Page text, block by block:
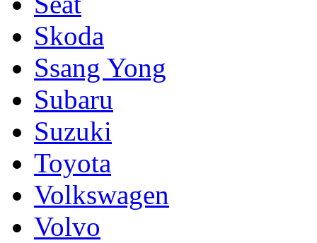
Skoda
Ssang Yong
Subaru
Suzuki
Toyota
Volkswagen
Volvo